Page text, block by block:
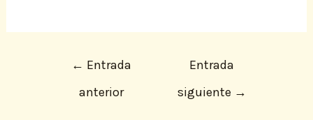
← Entrada
anterior
Entrada
siguiente →